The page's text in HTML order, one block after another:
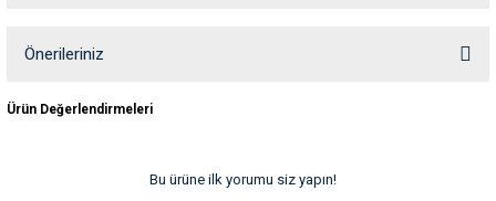
Kemikleri
Önerileriniz
yetersiz gördüğünüz noktaları öneri formunu kullanarak tarafımıza
Ürün Değerlendirmeleri
Bu ürüne ilk yorumu siz yapın!